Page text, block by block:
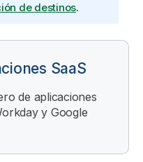
de destinos.
SaaS
de aplicaciones
y Google